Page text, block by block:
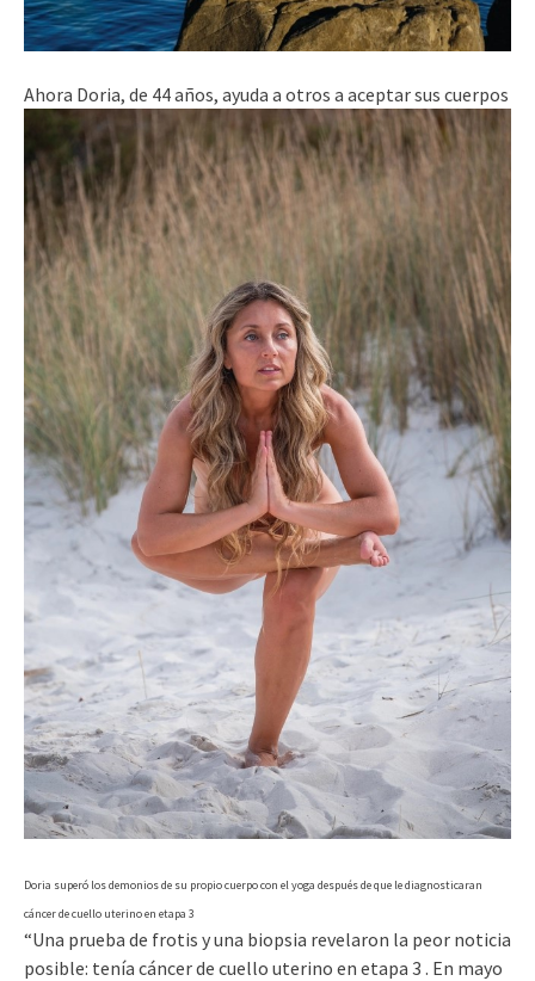
Ahora Doria, de 44 años, ayuda a otros a aceptar sus cuerpos
Doria superó los demonios de su propio cuerpo con el yoga después de que le diagnosticaran
cáncer de cuello uterino en etapa 3
“Una prueba de frotis y una biopsia revelaron la peor noticia
posible: tenía cáncer de cuello uterino en etapa 3 . En mayo